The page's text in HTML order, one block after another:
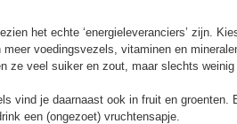
het echte ‘energieleveranciers’ zijn.
voedingsvezels, vitaminen en
ze veel suiker en zout, maar slechts
vind je daarnaast ook in fruit en groenten.
een (ongezoet) vruchtensapje.